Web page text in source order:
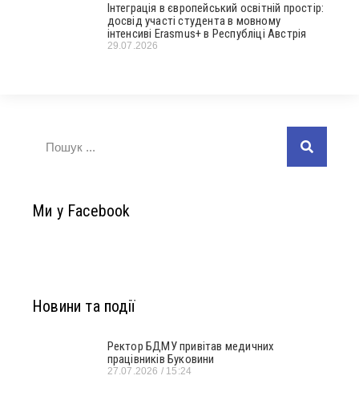
Інтеграція в європейський освітній простір:
досвід участі студента в мовному
інтенсиві Erasmus+ в Республіці Австрія
29.07.2026
Ми у Facebook
Новини та події
Ректор БДМУ привітав медичних
працівників Буковини
27.07.2026 15:24